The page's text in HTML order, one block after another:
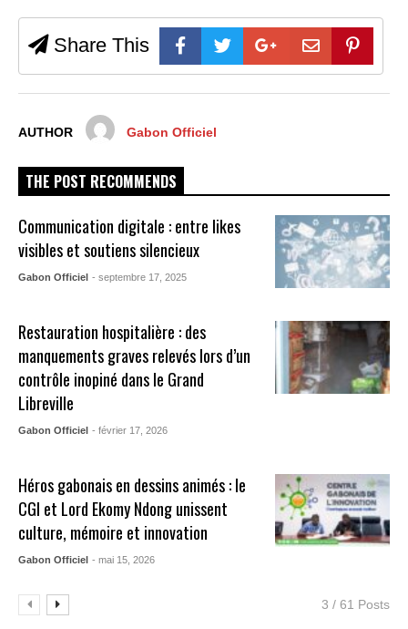
Share This
AUTHOR Gabon Officiel
THE POST RECOMMENDS
Communication digitale : entre likes
visibles et soutiens silencieux
Gabon Officiel - septembre 17, 2025
Restauration hospitalière : des
manquements graves relevés lors d’un
contrôle inopiné dans le Grand
Libreville
Gabon Officiel - février 17, 2026
Héros gabonais en dessins animés : le
CGI et Lord Ekomy Ndong unissent
culture, mémoire et innovation
Gabon Officiel - mai 15, 2026
3 / 61 Posts